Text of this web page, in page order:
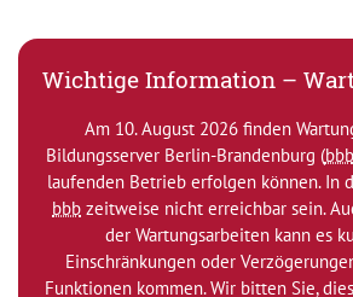
Wichtige Information –
Am 10. August 2026 finden
Bildungsserver Berlin-Brandenburg (bbb
laufenden Betrieb erfolgen können. In
bbb zeitweise nicht erreichbar sein.
der Wartungsarbeiten kann es
Einschränkungen oder
Funktionen kommen. Wir bitten Sie,